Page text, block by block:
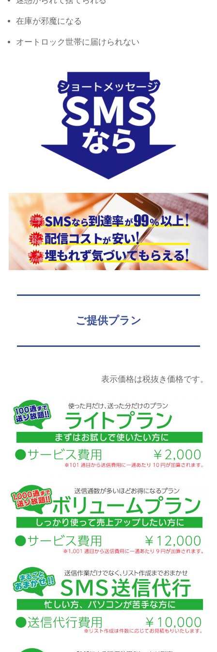
在庫が邪魔になる
オートロック世帯に届けられない
ご提供プラン
表示価格は税抜き価格です。